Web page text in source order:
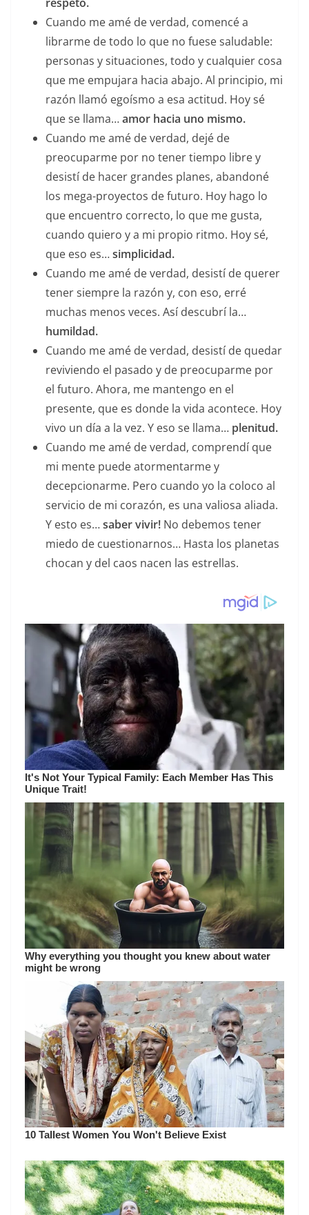
Cuando me amé de verdad, comencé a
librarme de todo lo que no fuese saludable:
personas y situaciones, todo y cualquier cosa
que me empujara hacia abajo. Al principio, mi
razón llamó egoísmo a esa actitud. Hoy sé
que se llama…amor hacia uno mismo.
Cuando me amé de verdad, dejé de
preocuparme por no tener tiempo libre y
desistí de hacer grandes planes, abandoné
los mega-proyectos de futuro. Hoy hago lo
que encuentro correcto, lo que me gusta,
cuando quiero y a mi propio ritmo. Hoy sé,
que eso es…simplicidad.
Cuando me amé de verdad, desistí de querer
tener siempre la razón y, con eso, erré
muchas menos veces. Así descubrí la…
humildad.
Cuando me amé de verdad, desistí de quedar
reviviendo el pasado y de preocuparme por
el futuro. Ahora, me mantengo en el
presente, que es donde la vida acontece. Hoy
vivo un día a la vez. Y eso se llama… plenitud.
Cuando me amé de verdad, comprendí que
mi mente puede atormentarme y
decepcionarme. Pero cuando yo la coloco al
servicio de mi corazón, es una valiosa aliada.
Y esto es…saber vivir! No debemos tener
miedo de cuestionarnos… Hasta los planetas
chocan y del caos nacen las estrellas.